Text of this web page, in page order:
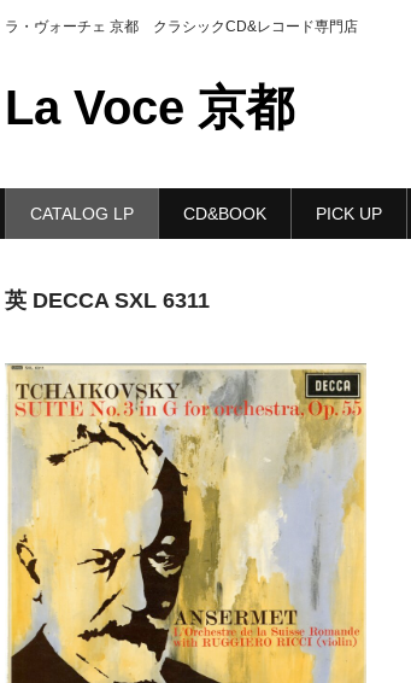
ラ・ヴォーチェ 京都 クラシックCD&レコード専門店
La Voce 京都
CATALOG LP CD&BOOK PICK UP
英 DECCA SXL 6311